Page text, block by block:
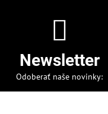
Newsletter
Odoberať naše novinky: